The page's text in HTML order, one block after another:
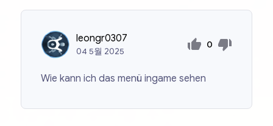
leongr0307
045월 2025
0
Wie kann ich das menü ingame sehen